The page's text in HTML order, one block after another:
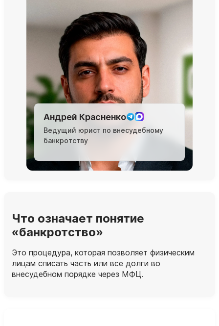
Андрей Красненко
Ведущий юрист по внесудебному
банкротству
Что означает понятие
«банкротство»
Это процедура, которая позволяет физическим
лицам списать часть или все долги во
внесудебном порядке через МФЦ.